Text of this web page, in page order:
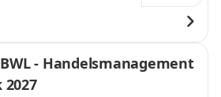
- Handelsmanagement